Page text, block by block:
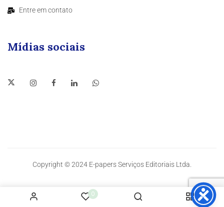
0
Entre em contato
Mídias sociais
Copyright © 2024 E-papers Serviços Editoriais Ltda.